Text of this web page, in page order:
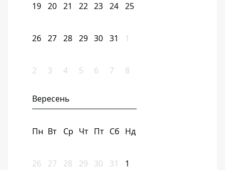
19 20 21 22 23 24 25
26 27 28 29 30 31 1
2 3 4 5 6 7 8
Вересень
Пн Вт Ср Чт Пт Сб Нд
26 27 28 29 30 31 1